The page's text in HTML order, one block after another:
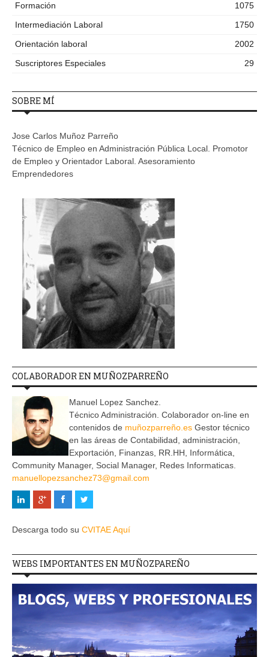
Formación
1075
Intermediación Laboral
1750
Orientación laboral
2002
Suscriptores Especiales
29
SOBRE MÍ
Jose Carlos Muñoz Parreño
Técnico de Empleo en Administración Pública Local. Promotor
de Empleo y Orientador Laboral. Asesoramiento
Emprendedores
COLABORADOR EN MUÑOZPARREÑO
Manuel Lopez Sanchez.
Técnico Administración. Colaborador on-line en
contenidos de muñozparreño.es Gestor técnico
en las áreas de Contabilidad, administración,
Exportación, Finanzas, RR.HH, Informática,
Community Manager, Social Manager, Redes Informaticas.
manuellopezsanchez73@gmail.com
Descarga todo su CVITAE Aquí
WEBS IMPORTANTES EN MUÑOZPAREÑO